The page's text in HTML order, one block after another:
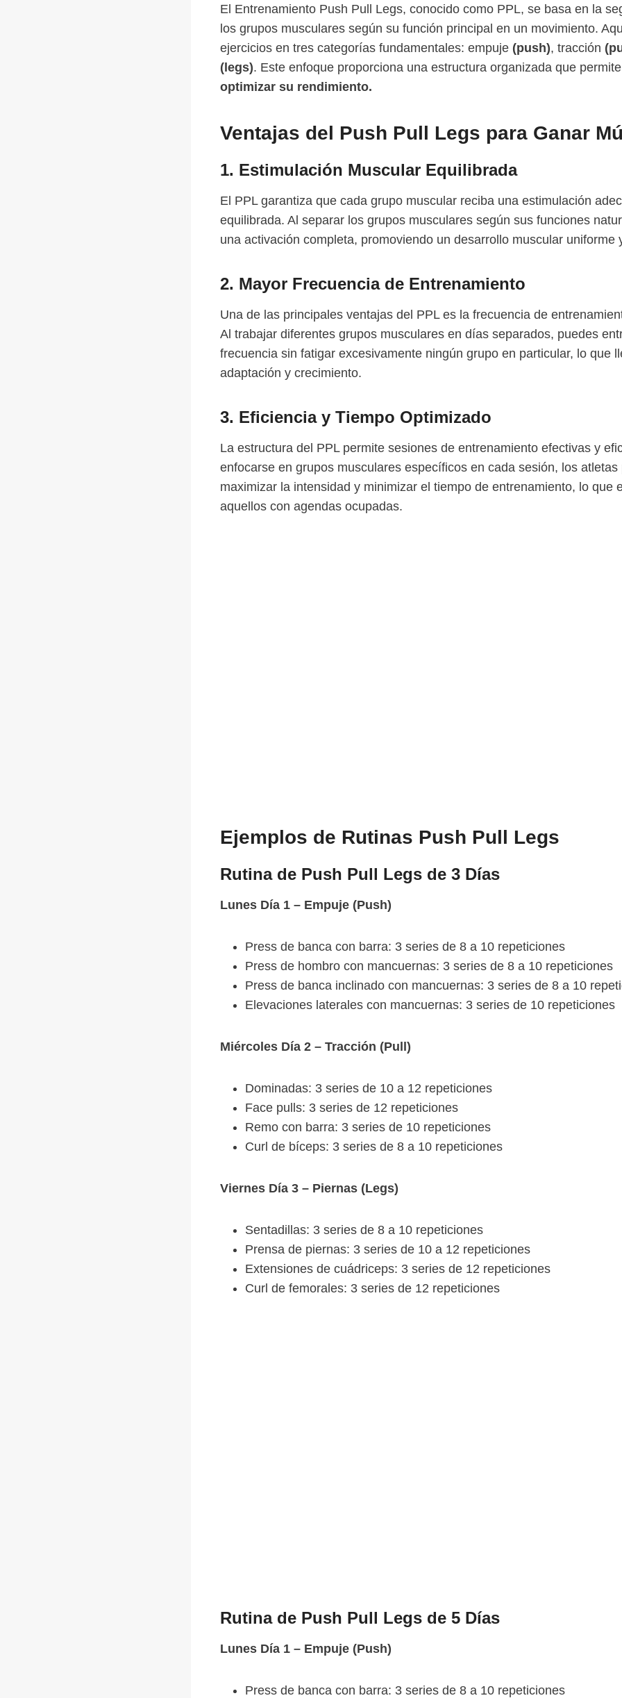
El Entrenamiento Push Pull Legs, conocido como PPL, se basa en la
los grupos musculares según su función principal en un movimiento.
ejercicios en tres categorías fundamentales: empuje (push), tracción
(legs). Este enfoque proporciona una estructura organizada que
optimizar su rendimiento.
Ventajas del Push Pull Legs para Ganar
1. Estimulación Muscular Equilibrada
El PPL garantiza que cada grupo muscular reciba una estimulación
equilibrada. Al separar los grupos musculares según sus funciones
una activación completa, promoviendo un desarrollo muscular uniforme
2. Mayor Frecuencia de Entrenamiento
Una de las principales ventajas del PPL es la frecuencia de
Al trabajar diferentes grupos musculares en días separados, puedes
frecuencia sin fatigar excesivamente ningún grupo en particular, lo que
adaptación y crecimiento.
3. Eficiencia y Tiempo Optimizado
La estructura del PPL permite sesiones de entrenamiento efectivas y
enfocarse en grupos musculares específicos en cada sesión, los atletas
maximizar la intensidad y minimizar el tiempo de entrenamiento, lo que
aquellos con agendas ocupadas.
Ejemplos de Rutinas Push Pull Legs
Rutina de Push Pull Legs de 3 Días
Lunes Día 1 – Empuje (Push)
Press de banca con barra: 3 series de 8 a 10 repeticiones
Press de hombro con mancuernas: 3 series de 8 a 10 repeticiones
Press de banca inclinado con mancuernas: 3 series de 8 a 10
Elevaciones laterales con mancuernas: 3 series de 10 repeticiones
Miércoles Día 2 – Tracción (Pull)
Dominadas: 3 series de 10 a 12 repeticiones
Face pulls: 3 series de 12 repeticiones
Remo con barra: 3 series de 10 repeticiones
Curl de bíceps: 3 series de 8 a 10 repeticiones
Viernes Día 3 – Piernas (Legs)
Sentadillas: 3 series de 8 a 10 repeticiones
Prensa de piernas: 3 series de 10 a 12 repeticiones
Extensiones de cuádriceps: 3 series de 12 repeticiones
Curl de femorales: 3 series de 12 repeticiones
Rutina de Push Pull Legs de 5 Días
Lunes Día 1 – Empuje (Push)
Press de banca con barra: 3 series de 8 a 10 repeticiones